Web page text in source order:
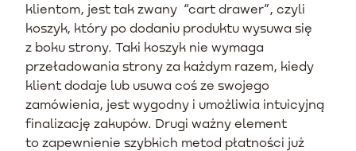
klientom, jest tak zwany “cart drawer”, czyli
koszyk, który po dodaniu produktu wysuwa się
z boku strony. Taki koszyk nie wymaga
przeładowania strony za każdym razem, kiedy
klient dodaje lub usuwa coś ze swojego
zamówienia, jest wygodny i umożliwia intuicyjną
finalizację zakupów. Drugi ważny element
to zapewnienie szybkich metod płatności już